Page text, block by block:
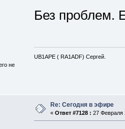
не
Без проблем.
UB1APE ( RA1ADF) Сергей.
Re: Сегодня в эфире
« Ответ #7128 : 27 Февраля